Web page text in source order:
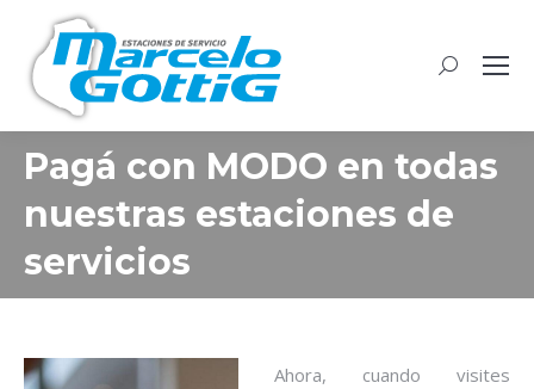
Buscar:
Pagá con MODO en todas
nuestras estaciones de
servicios
Ahora, cuando visites